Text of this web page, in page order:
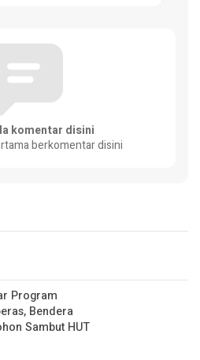
komentar disini
berkomentar disini
Program
Bendera
Sambut HUT